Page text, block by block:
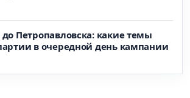
Петропавловска: какие темы
в очередной день кампании